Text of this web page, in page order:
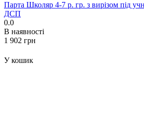
Парта Школяр 4-7 р. гр. з вирізом під
ДСП
0.0
В наявності
‍1 902‍ грн
У кошик